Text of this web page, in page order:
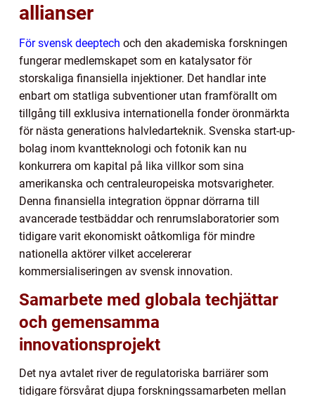
allianser
För svensk deeptech och den akademiska forskningen
fungerar medlemskapet som en katalysator för
storskaliga finansiella injektioner. Det handlar inte
enbart om statliga subventioner utan framförallt om
tillgång till exklusiva internationella fonder öronmärkta
för nästa generations halvledarteknik. Svenska start-up-
bolag inom kvantteknologi och fotonik kan nu
konkurrera om kapital på lika villkor som sina
amerikanska och centraleuropeiska motsvarigheter.
Denna finansiella integration öppnar dörrarna till
avancerade testbäddar och renrumslaboratorier som
tidigare varit ekonomiskt oåtkomliga för mindre
nationella aktörer vilket accelererar
kommersialiseringen av svensk innovation.
Samarbete med globala techjättar
och gemensamma
innovationsprojekt
Det nya avtalet river de regulatoriska barriärer som
tidigare försvårat djupa forskningssamarbeten mellan